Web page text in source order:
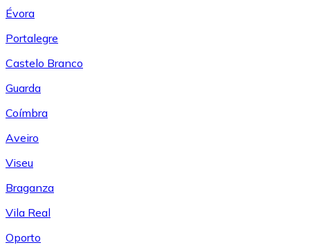
Évora
Portalegre
Castelo Branco
Guarda
Coímbra
Aveiro
Viseu
Braganza
Vila Real
Oporto